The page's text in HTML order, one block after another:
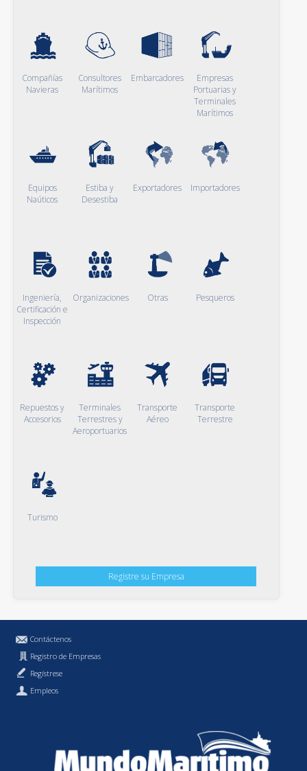
Compañías
Navieras
Consultores
Marítimos
Embarcadores
Empresas
Portuarias y
Terminales
Marítimos
Equipos
Naúticos
Estiba y
Desestiba
Exportadores Importadores
Ingeniería,
Certificación e
Inspección
Organizaciones Otras Pesqueros
Repuestos y
Accesorios
Terminales
Terrestres y
Aeroportuarios
Transporte
Aéreo
Transporte
Terrestre
Turismo
Registre su Empresa
Contáctenos
Registro de Empresas
Regístrese
Empleos